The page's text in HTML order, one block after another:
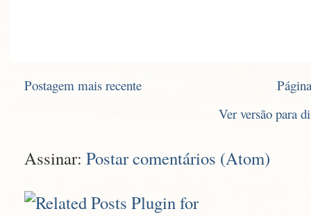
Postagem mais recente
Ver versão para
Assinar: Postar comentários (Atom)